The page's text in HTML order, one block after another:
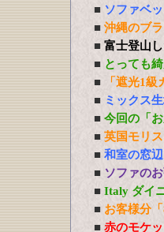
■ ソファベ
■ 沖縄のブ
■ 富士登山
■ とっても
■
「遮光1
■ ミックス
■ 今回の「
■ 英国モリ
■ 和室の窓
■ ソファの
■ Italy ダイ
■ お客様分
■ 赤のモケ